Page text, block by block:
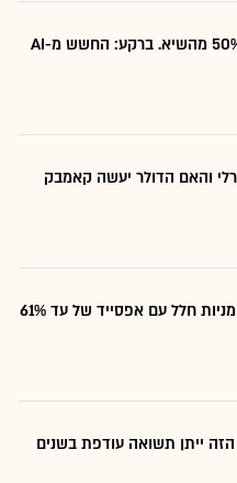
מניית אמדוקס צנחה כ-50% מהשיא. ברקע: החשש מ-AI
והאם הדולר יעשה קאמבק
ייתן תשואה עודפת בשנים